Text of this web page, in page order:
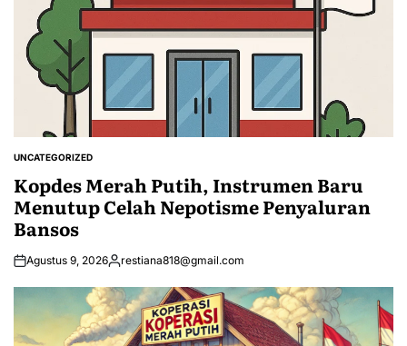
POSTED
UNCATEGORIZED
Kopdes Merah Putih, Instrumen Baru
Menutup Celah Nepotisme Penyaluran
Bansos
Agustus 9, 2026Posted
restiana818@gmail.com